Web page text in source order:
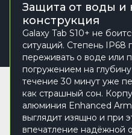
Защита от воды и
конструкция
Galaxy Tab S10+ не
ситуаций. Степень IP68
переживать о воде или
погружением на глубину
течение 30 минут уже
как страшный сон.
алюминия Enhanced
выглядит изящно и при
впечатление надёжной